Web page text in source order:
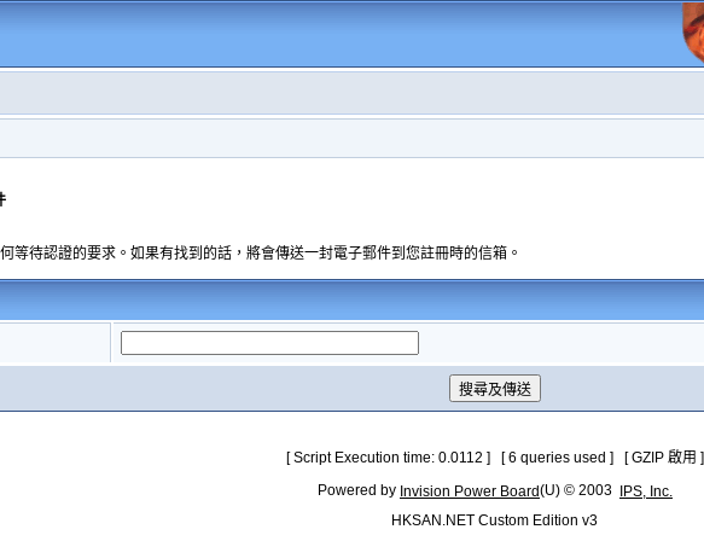
等待認證的要求。如果有找到的話，將會傳送一封電子郵件到您註冊時的信箱。
[ Script Execution time: 0.0112 ] [ 6 queries used ] [ GZIP 啟用 ]
Powered by Invision Power Board(U) © 2003
IPS, Inc.
HKSAN.NET Custom Edition v3